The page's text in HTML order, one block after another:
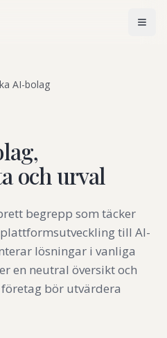
AI-bolag
och urval
begrepp som täcker
till AI-
lösningar i vanliga
en neutral översikt och
bör utvärdera